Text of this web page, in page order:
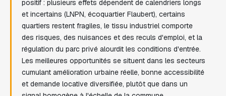
positif : plusieurs effets dépendent de calendriers longs
et incertains (LNPN, écoquartier Flaubert), certains
quartiers restent fragiles, le tissu industriel comporte
des risques, des nuisances et des reculs d'emploi, et la
régulation du parc privé alourdit les conditions d'entrée.
Les meilleures opportunités se situent dans les secteurs
cumulant amélioration urbaine réelle, bonne accessibilité
et demande locative diversifiée, plutôt que dans un